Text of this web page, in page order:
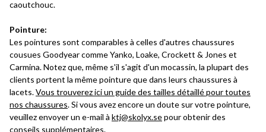
caoutchouc.
Pointure:
Les pointures sont comparables à celles d'autres chaussures
cousues Goodyear comme Yanko, Loake, Crockett & Jones et
Carmina. Notez que, même s'il s'agit d'un mocassin, la plupart des
clients portent la même pointure que dans leurs chaussures à
lacets.Vous trouverez ici un guide des tailles détaillé pour toutes
nos chaussures. Si vous avez encore un doute sur votre pointure,
veuillez envoyer un e-mail à ktj@skolyx.sepour obtenir des
conseils supplémentaires.